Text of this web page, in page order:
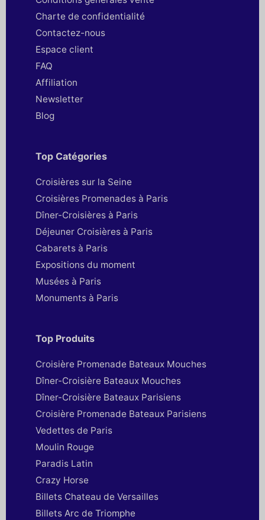
Charte de confidentialité
Contactez-nous
Espace client
FAQ
Affiliation
Newsletter
Blog
Top Catégories
Croisières sur la Seine
Croisières Promenades à Paris
Dîner-Croisières à Paris
Déjeuner Croisières à Paris
Cabarets à Paris
Expositions du moment
Musées à Paris
Monuments à Paris
Top Produits
Croisière Promenade Bateaux Mouches
Dîner-Croisière Bateaux Mouches
Dîner-Croisière Bateaux Parisiens
Croisière Promenade Bateaux Parisiens
Vedettes de Paris
Moulin Rouge
Paradis Latin
Crazy Horse
Billets Chateau de Versailles
Billets Arc de Triomphe